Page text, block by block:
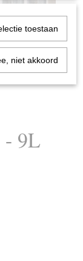
- 9L
toestaan
niet akkoord